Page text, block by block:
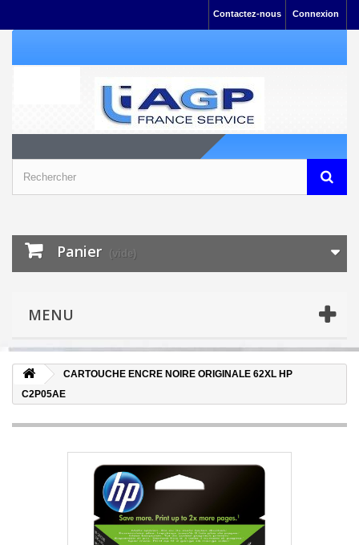
Connexion
Contactez-nous
Panier (vide)
MENU
CARTOUCHE ENCRE NOIRE ORIGINALE 62XL HP
C2P05AE